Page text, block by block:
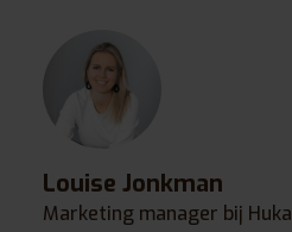
Louise Jonkman
Marketing manager bij Huka